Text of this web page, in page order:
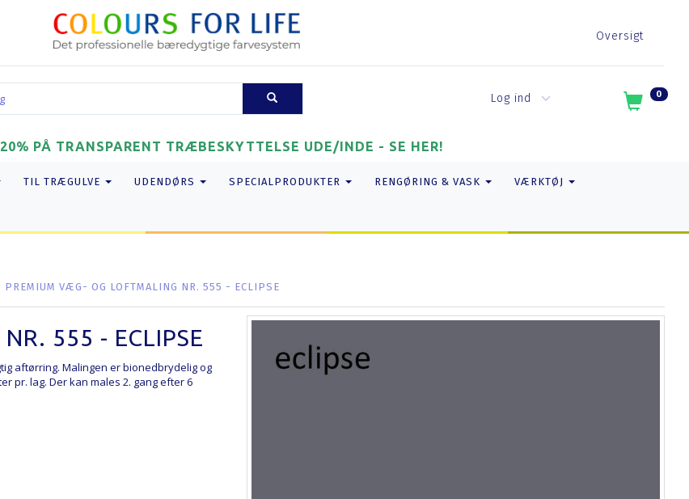
Oversigt
0
Log ind
PÅ TRANSPARENT TRÆBESKYTTELSE UDE/INDE - SE HER!
TIL TRÆGULVE UDENDØRS SPECIALPRODUKTER RENGØRING & VASK VÆRKTØJ
PREMIUM VÆG- OG LOFTMALING NR. 555 - ECLIPSE
555 - ECLIPSE
aftørring. Malingen er bionedbrydelig og
pr. lag. Der kan males 2. gang efter 6